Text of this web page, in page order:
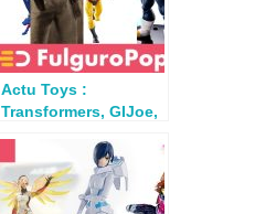
Actu Toys :
Transformers, GIJoe,